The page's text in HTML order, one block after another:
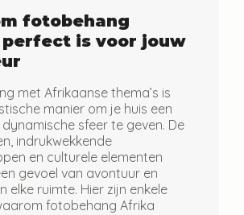
fotobehang
is voor jouw
met Afrikaanse thema’s is
manier om je huis een
sfeer te geven. De
indrukwekkende
en culturele elementen
gevoel van avontuur en
elke ruimte. Hier zijn enkele
fotobehang Afrika